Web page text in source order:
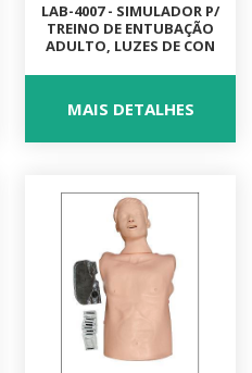
LAB-4007 - SIMULADOR P/
TREINO DE ENTUBAÇÃO
ADULTO, LUZES DE CON
MAIS DETALHES